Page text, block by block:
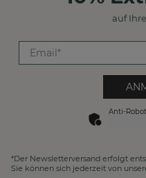
auf
Anti-
*Der Newsletterversand erfolgt
Sie können sich jederzeit von